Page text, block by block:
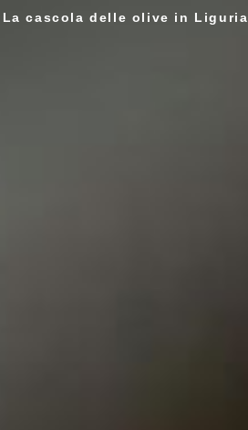
La cascola delle olive in Liguria